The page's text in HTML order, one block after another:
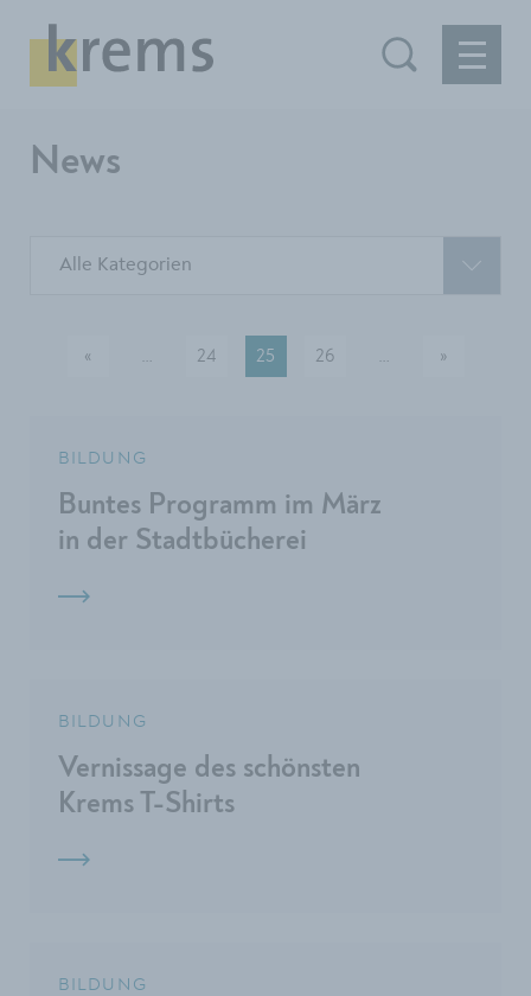
News
Alle Kategorien
vorherige
«
Mehr Seiten verfügbar
… 24 25 26
Mehr Seiten
… »
BILDUNG
Buntes Programm im März
in der Stadtbücherei
BILDUNG
Vernissage des schönsten
Krems T-Shirts
BILDUNG